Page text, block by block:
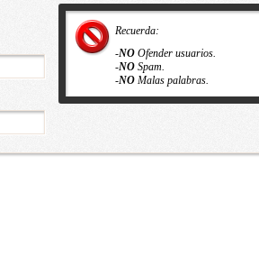
Recuerda:
-NO Ofender usuarios.
-NO Spam.
-NO Malas palabras.